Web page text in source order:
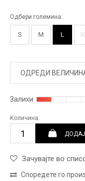
Одбери големина:
S M L
ОДРЕДИ
Залихи
Количина:
Зачувајте во
Споредете го